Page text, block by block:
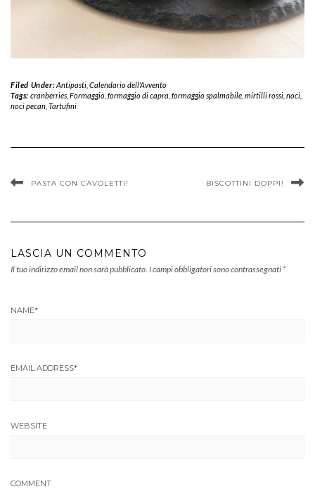
Filed Under:Antipasti, Calendario dell'Avvento
Tags: cranberries, Formaggio, formaggio di capra formaggio spalmabile, mirtilli rossi, noci,
noci pecan Tartufini
PASTA CON CAVOLETTI! BISCOTTINI DOPPI!
LASCIA UN COMMENTO
Il tuo indirizzo email non sarà pubblicato. I campi obbligatori sono contrassegnati *
NAME*
EMAIL ADDRESS*
WEBSITE
COMMENT